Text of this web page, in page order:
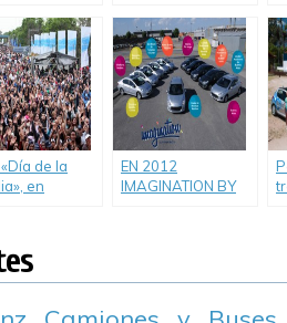
de
de la
en
visitantes.
EN 2012
IMAGINATION BY